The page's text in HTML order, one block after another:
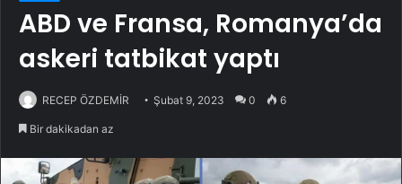
ABD ve Fransa, Romanya’da
askeri tatbikat yaptı
RECEP ÖZDEMİR Şubat 9, 2023 0 6
Bir dakikadan az